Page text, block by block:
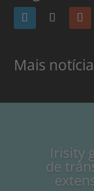
Mais
Irisity
de